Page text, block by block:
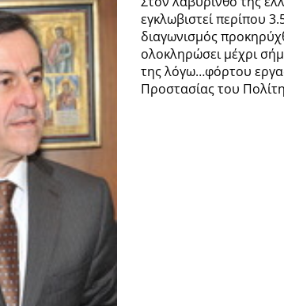
εγκλωβιστεί περίπου
διαγωνισμός
ολοκληρώσει μέχρι
της λόγω…φόρτου
Προστασίας του